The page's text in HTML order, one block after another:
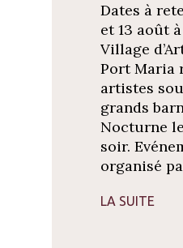
Dates à
et 13 août
Village
Port Maria
artistes
grands
Nocturne
soir.
organisé
LA SUITE